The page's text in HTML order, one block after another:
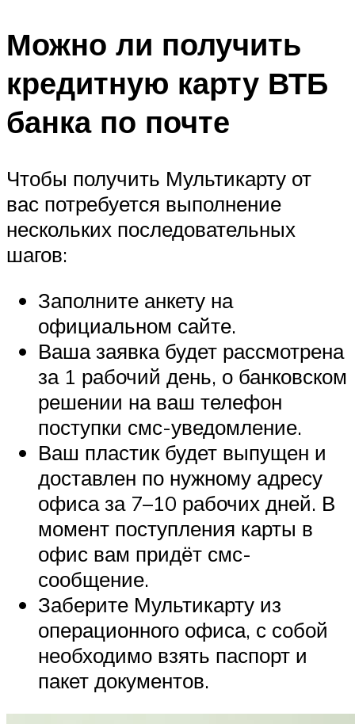
Можно ли получить
кредитную карту ВТБ
банка по почте
Чтобы получить Мультикарту от
вас потребуется выполнение
нескольких последовательных
шагов:
Заполните анкету на
официальном сайте.
Ваша заявка будет рассмотрена
за 1 рабочий день, о банковском
решении на ваш телефон
поступки смс-уведомление.
Ваш пластик будет выпущен и
доставлен по нужному адресу
офиса за 7–10 рабочих дней. В
момент поступления карты в
офис вам придёт смс-
сообщение.
Заберите Мультикарту из
операционного офиса, с собой
необходимо взять паспорт и
пакет документов.